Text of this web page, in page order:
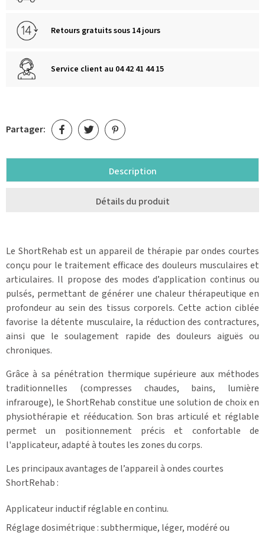
Retours gratuits sous 14 jours
Service client au 04 42 41 44 15
Partager:
Description
Détails du produit
Le ShortRehab est un appareil de thérapie par ondes courtes
conçu pour le traitement efficace des douleurs musculaires et
articulaires. Il propose des modes d’application continus ou
pulsés, permettant de générer une chaleur thérapeutique en
profondeur au sein des tissus corporels. Cette action ciblée
favorise la détente musculaire, la réduction des contractures,
ainsi que le soulagement rapide des douleurs aiguës ou
chroniques.
Grâce à sa pénétration thermique supérieure aux méthodes
traditionnelles (compresses chaudes, bains, lumière
infrarouge), le ShortRehab constitue une solution de choix en
physiothérapie et rééducation. Son bras articulé et réglable
permet un positionnement précis et confortable de
l'applicateur, adapté à toutes les zones du corps.
Les principaux avantages de l’appareil à ondes courtes
ShortRehab :
Applicateur inductif réglable en continu.
Réglage dosimétrique : subthermique, léger, modéré ou